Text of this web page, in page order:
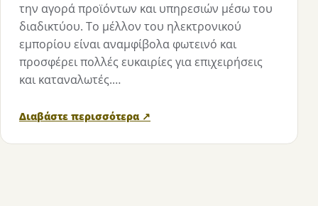
την αγορά προϊόντων και υπηρεσιών μέσω του
διαδικτύου. Το μέλλον του ηλεκτρονικού
εμπορίου είναι αναμφίβολα φωτεινό και
προσφέρει πολλές ευκαιρίες για επιχειρήσεις
και καταναλωτές.…
Διαβάστε περισσότερα ↗